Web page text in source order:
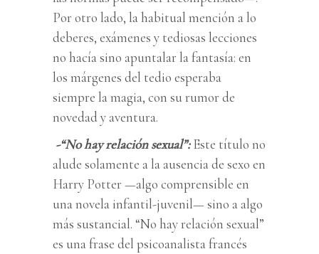
Por otro lado, la habitual mención a lo
deberes, exámenes y tediosas lecciones
no hacía sino apuntalar la fantasía: en
los márgenes del tedio esperaba
siempre la magia, con su rumor de
novedad y aventura.
-“No hay relación sexual”:Este título no
alude solamente a la ausencia de sexo en
Harry Potter —algo comprensible en
una novela infantil-juvenil— sino a algo
más sustancial. “No hay relación sexual”
es una frase del psicoanalista francés